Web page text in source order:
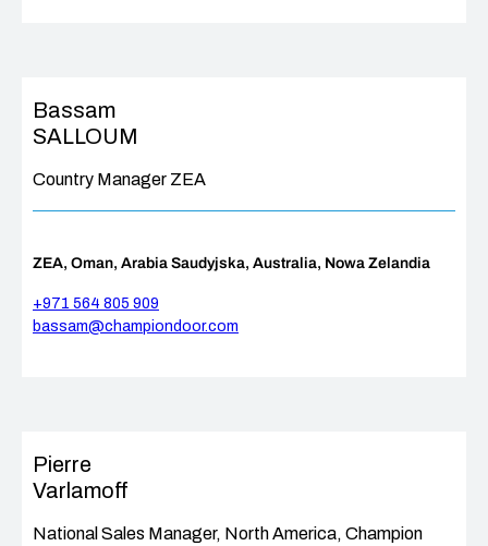
Bassam
SALLOUM
Country Manager ZEA
ZEA, Oman, Arabia Saudyjska, Australia, Nowa Zelandia
+971 564 805 909
bassam@championdoor.com
Pierre
Varlamoff
National Sales Manager, North America, Champion